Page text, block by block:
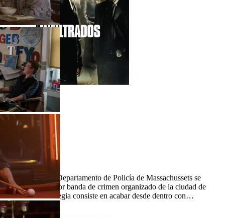
HD 720p
Infiltrados
Infiltrados
151 min
The departed El Departamento de Policía de Massachussets se
enfrenta a la mayor banda de crimen organizado de la ciudad de
Boston. La estrategia consiste en acabar desde dentro con…
Country:USA